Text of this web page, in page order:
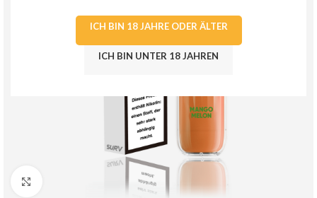
ICH BIN 18 JAHRE ODER ÄLTER
ICH BIN UNTER 18 JAHREN
klicken um zu vergrößern